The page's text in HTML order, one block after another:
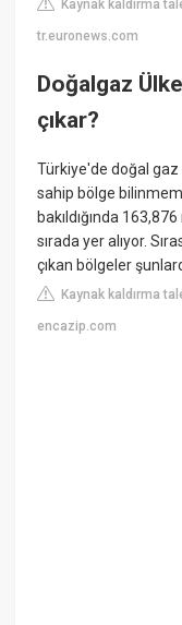
Kaynak kaldırma
tr.euronews.com
Doğalgaz
çıkar?
Türkiye'de doğal
sahip bölge
bakıldığında
sırada yer alıyor.
çıkan bölgeler
Kaynak kaldırma
encazip.com